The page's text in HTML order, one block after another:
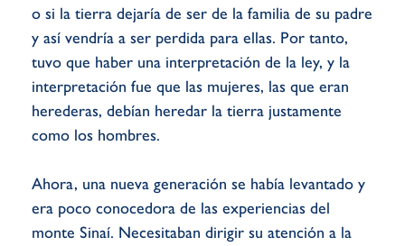
o si la tierra dejaría de ser de la familia de su padre
y así vendría a ser perdida para ellas. Por tanto,
tuvo que haber una interpretación de la ley, y la
interpretación fue que las mujeres, las que eran
herederas, debían heredar la tierra justamente
como los hombres.
Ahora, una nueva generación se había levantado y
era poco conocedora de las experiencias del
monte Sinaí. Necesitaban dirigir su atención a la